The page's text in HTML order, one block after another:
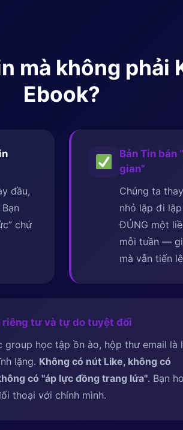
mà không phải
Ebook?
đầu,
chứ
Bản Tin bán
gian”
Chúng ta
nhỏ lặp đi
ĐÚNG một
mỗi tuần —
mà vẫn tiến
riêng tư và tự do tuyệt đối
group học tập ồn ào, hộp thư email là
lặng. Không có nút Like, không có
có ''áp lực đồng trang lứa''. Bạn
thoại với chính mình.